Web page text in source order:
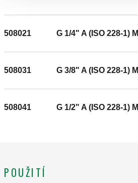
508021 G 1/4" A (ISO 228-1) M
508031 G 3/8" A (ISO 228-1) M
508041 G 1/2" A (ISO 228-1) M
POUŽITÍ